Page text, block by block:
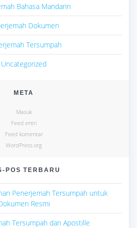
Bahasa Mandarin
Dokumen
Tersumpah
Uncategorized
META
Masuk
Feed entri
Feed komentar
WordPress.org
POS TERBARU
Penerjemah Tersumpah untuk
Resmi
Tersumpah dan Apostille